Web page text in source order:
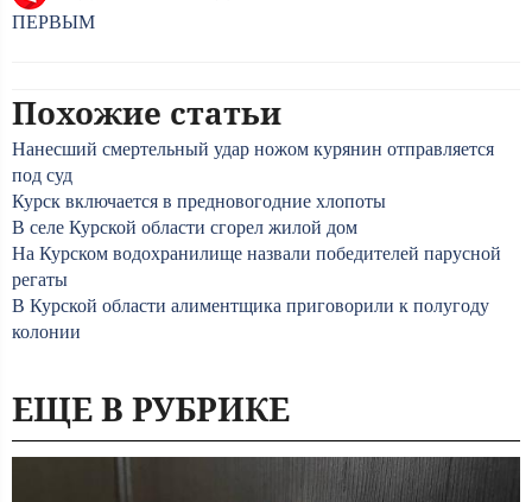
ПЕРВЫМ
Похожие статьи
Нанесший смертельный удар ножом курянин отправляется
под суд
Курск включается в предновогодние хлопоты
В селе Курской области сгорел жилой дом
На Курском водохранилище назвали победителей парусной
регаты
В Курской области алиментщика приговорили к полугоду
колонии
ЕЩЕ В РУБРИКЕ